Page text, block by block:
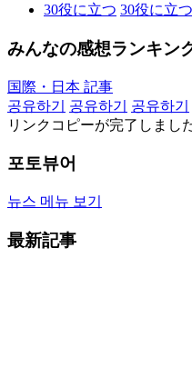
30役に立つ 30役に立つ
みんなの感想ランキン
国際・日本 記事
공유하기
공유하기 공유하기
リンクコピーが完了しまし
포토뷰어
뉴스 메뉴 보기
最新記事